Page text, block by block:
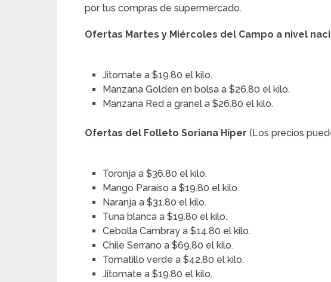
por tus compras de supermercado.
Ofertas Martes y Miércoles del Campo a nivel
Jitomate a $19.80 el kilo.
Manzana Golden en bolsa a $26.80 el kilo.
Manzana Red a granel a $26.80 el kilo.
Ofertas del Folleto Soriana Híper (Los precios
Toronja a $36.80 el kilo.
Mango Paraíso a $19.80 el kilo.
Naranja a $31.80 el kilo.
Tuna blanca a $19.80 el kilo.
Cebolla Cambray a $14.80 el kilo.
Chile Serrano a $69.80 el kilo.
Tomatillo verde a $42.80 el kilo.
Jitomate a $19.80 el kilo.